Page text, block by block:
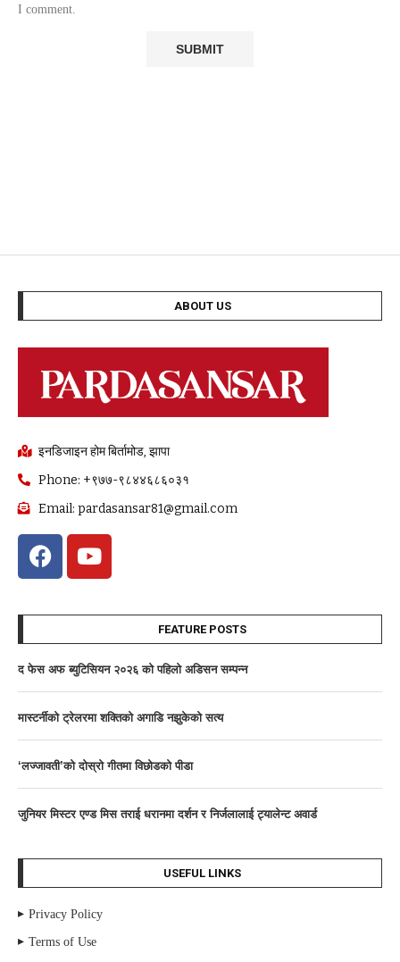
I comment.
ABOUT US
इनडिजाइन होम बिर्तामोड, झापा
Phone: +९७७-९८४४६८६०३१
Email: pardasansar81@gmail.com
FEATURE POSTS
द फेस अफ ब्युटिसियन २०२६ काे पहिलाे अडिसन सम्पन्न
मास्टर्नीकाे ट्रेलरमा शक्तिकाे अगाडि नझुकेकाे सत्य
‘लज्जावती’को दाेस्राे गीतमा विछोडको पीडा
जुनियर मिस्टर एण्ड मिस तराई धरानमा दर्शन र निर्जलालाई ट्यालेन्ट अवार्ड
USEFUL LINKS
Privacy Policy
Terms of Use